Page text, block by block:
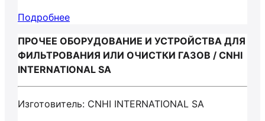
Подробнее
ПРОЧЕЕ ОБОРУДОВАНИЕ И УСТРОЙСТВА ДЛЯ
ФИЛЬТРОВАНИЯ ИЛИ ОЧИСТКИ ГАЗОВ / CNHI
INTERNATIONAL SA
Изготовитель: CNHI INTERNATIONAL SA